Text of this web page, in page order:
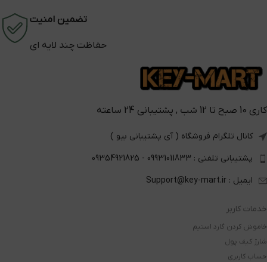
تضمین امنیت
حفاظت چند لایه ای
کاری 10 صبح تا 12 شب , پشتیبانی 24 ساعته
کانال تلگرام فروشگاه ( آی پشتیبانی بیو )
پشتیبانی تلفنی : 09931011833 - 09354921825
ایمیل : Support@key-mart.ir
خدمات کاربر
خاموش کردن گارد استیم
شارژ کیف پول
حساب کاربری